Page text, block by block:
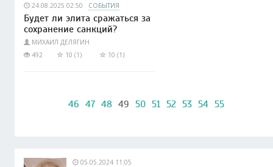
24.08.2025 02:50 СОБЫТИЯ
Будет ли элита сражаться за
сохранение санкций?
МИХАИЛ ДЕЛЯГИН
492
10 (1) 10 (1)
46 47 48 49 50 51 52 53 54 55
05.05.2024 11:05